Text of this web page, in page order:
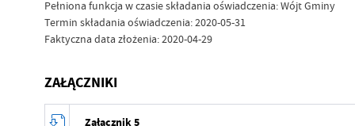
Pełniona funkcja w czasie składania oświadczenia: Wójt Gminy
Termin składania oświadczenia: 2020-05-31
Faktyczna data złożenia: 2020-04-29
ZAŁĄCZNIKI
Załącznik 5